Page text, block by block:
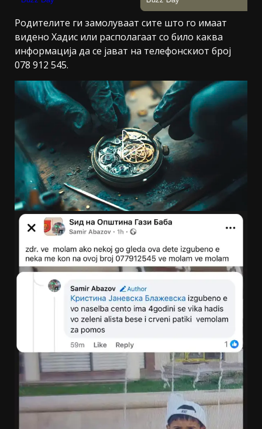
Родителите ги замолуваат сите што го имаат
видено Хадис или располагаат со било каква
информација да се јават на телефонскиот број
078 912 545.